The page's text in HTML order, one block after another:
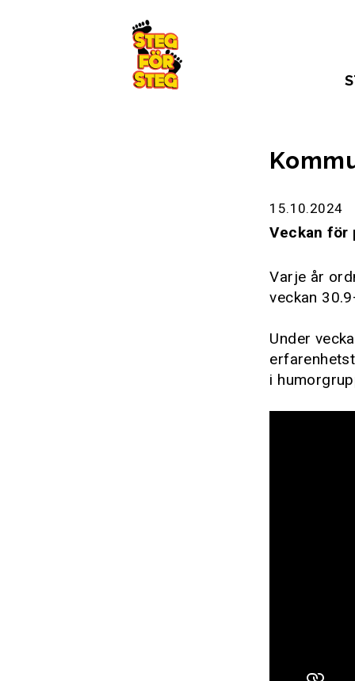
15.10.2024
Veckan för
Varje år
veckan
Under
i